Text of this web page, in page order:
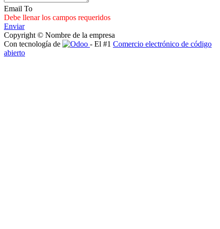
Email To
Debe llenar los campos requeridos
Enviar
Copyright © Nombre de la empresa
Con tecnología de
- El #1 Comercio electrónico de código
abierto